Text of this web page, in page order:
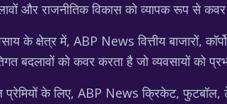
और राजनीतिक विकास को व्यापक रूप से
के क्षेत्र में, ABP News वित्तीय बाजारों,
बदलावों को कवर करता है जो व्यवसायों को
के लिए, ABP News क्रिकेट, फुटबॉल,